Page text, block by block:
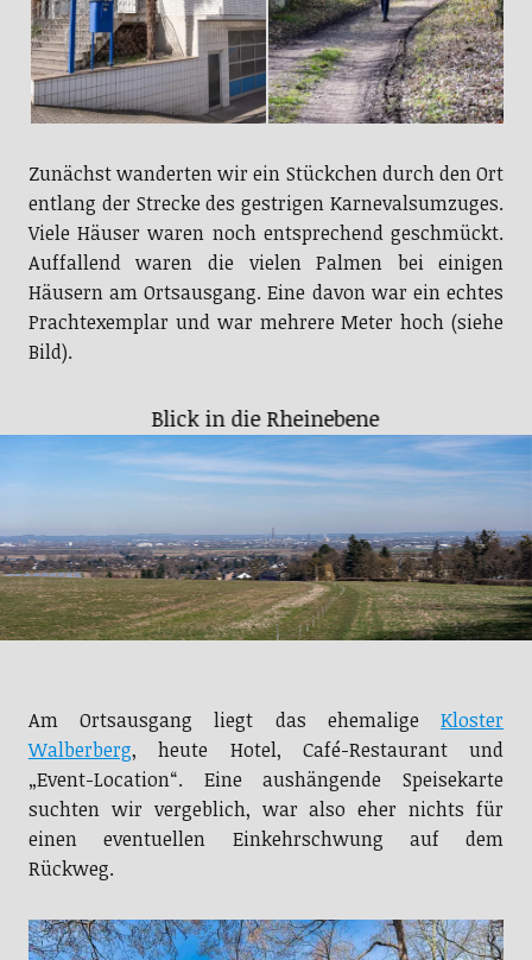
Zunächst wanderten wir ein Stückchen durch den Ort
entlang der Strecke des gestrigen Karnevalsumzuges.
Viele Häuser waren noch entsprechend geschmückt.
Auffallend waren die vielen Palmen bei einigen
Häusern am Ortsausgang. Eine davon war ein echtes
Prachtexemplar und war mehrere Meter hoch (siehe
Bild).
Blick in die Rheinebene
Am Ortsausgang liegt das ehemaligeKloster
Walberberg, heute Hotel, Café-Restaurant und
„Event-Location“. Eine aushängende Speisekarte
suchten wir vergeblich, war also eher nichts für
einen eventuellen Einkehrschwung auf dem
Rückweg.